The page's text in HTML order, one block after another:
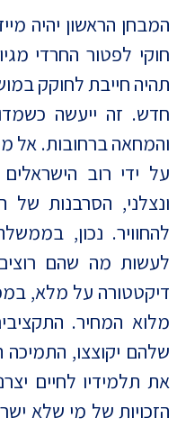
המבחן הראשון יהיה
חוקי לפטור החרדי
תהיה חייבת לחוקק
חדש. זה ייעשה
והמחאה ברחובות. אל
על ידי רוב
ונצלני, הסרבנות של
להחוויר. נכון,
לעשות מה שהם
דיקטטורה על מלא,
מלוא המחיר.
שלהם יקוצצו,
את תלמידיו לחיים
הזכויות של מי שלא